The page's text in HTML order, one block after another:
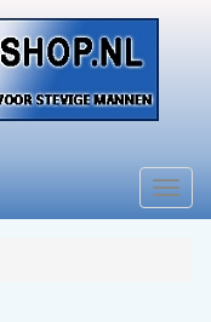
Menu